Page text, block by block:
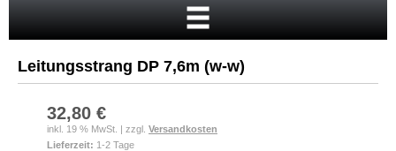
Mein Konto
Neukunde?
Kasse
Leitungsstrang DP 7,6m (w-w)
32,80 €
inkl. 19 % MwSt. | zzgl. Versandkosten
Lieferzeit: 1-2 Tage